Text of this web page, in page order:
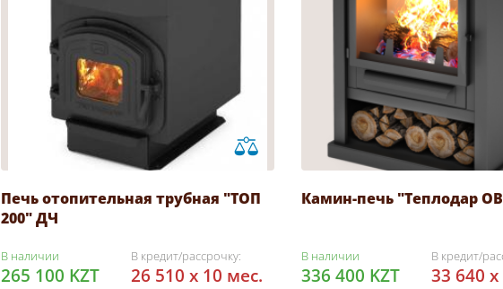
Печь отопительная трубная "ТОП
200" ДЧ
В наличии
265 100 KZT
В кредит/рассрочку:
26 510 x 10 мес.
Камин-печь "Теплодар
В наличии
336 400 KZT
В кредит/
33 640